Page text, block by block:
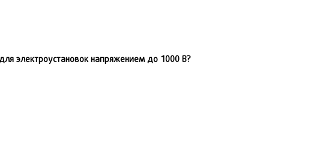
электроустановок напряжением до 1000 В?